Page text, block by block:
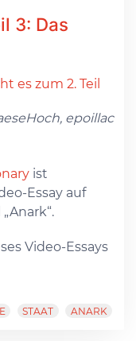
3: Das
es zum 2. Teil
epoillac
ist
Essay auf
Video-Essays
STAAT ANARK